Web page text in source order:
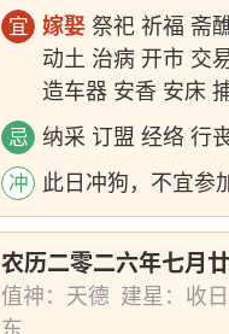
宜 嫁娶 祭祀 祈福 斋
动土 治病 开市 交
造车器 安香 安床
忌 纳采 订盟 经络 行
冲 此日冲狗，不宜参
农历二零二六年七月
值神：天德 建星：收日
东